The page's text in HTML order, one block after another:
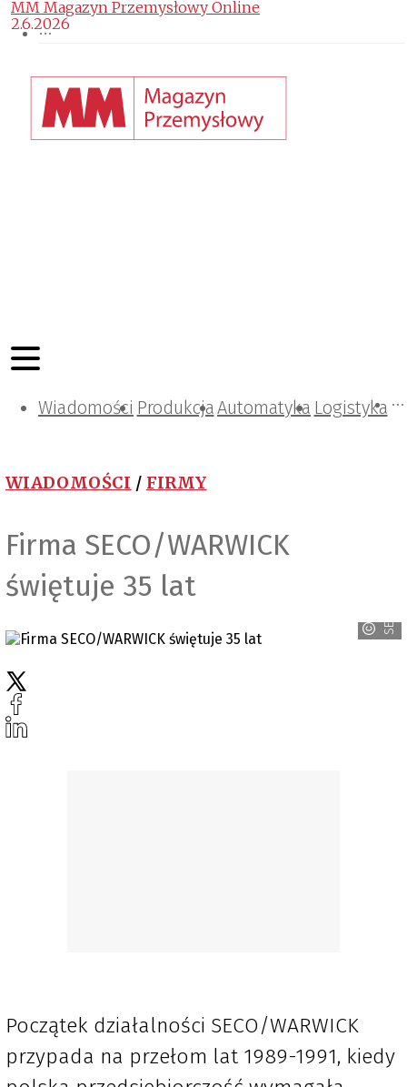
Wiadomości ProdukcjaAutomatyka Logistyka
Projektowanie i konstrukcje
Zarządzanie i IT
Tematy specjalne
WIADOMOŚCI / FIRMY
Firma SECO/WARWICK
świętuje 35 lat
MM Magazyn Przemysłowy Online
2.6.2026
Początek działalności SECO/WARWICK
przypada na przełom lat 1989-1991, kiedy